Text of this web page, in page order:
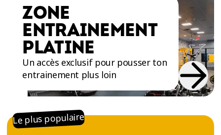
tour pour « bencher »! 2 000 pieds carrés
d’appareils musculaires sont mis à ta
disposition pour atteindre tes objectifs
d’entrainement et te rendre plus fort·e et plus
endurant·e!
ZONE
ENTRAINEMENT
PLATINE
Un accès exclusif pour pousser ton
entrainement plus loin
Le plus populaire